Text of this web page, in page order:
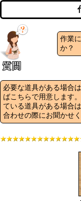
作業
か？
必要な道具がある場合
ばこちらで用意します
ている道具がある場合
合わせの際にお聞かせく